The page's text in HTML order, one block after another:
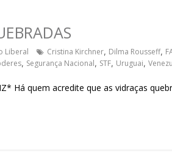
Liberal Cristina Kirchner, Dilma Rousseff,
, Segurança Nacional, STF, Uruguai,
Há quem acredite que as vidraças